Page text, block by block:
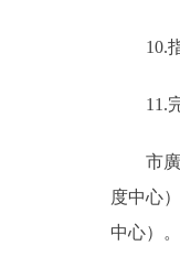
10.
11.
市
度中心
中心）。